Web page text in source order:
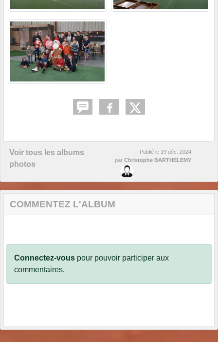
Voir tous les albums
photos
Publié le 19 déc. 2024
par Christophe BARTHELEMY
COMMENTEZ L'ALBUM
Connectez-vous pour pouvoir participer aux
commentaires.